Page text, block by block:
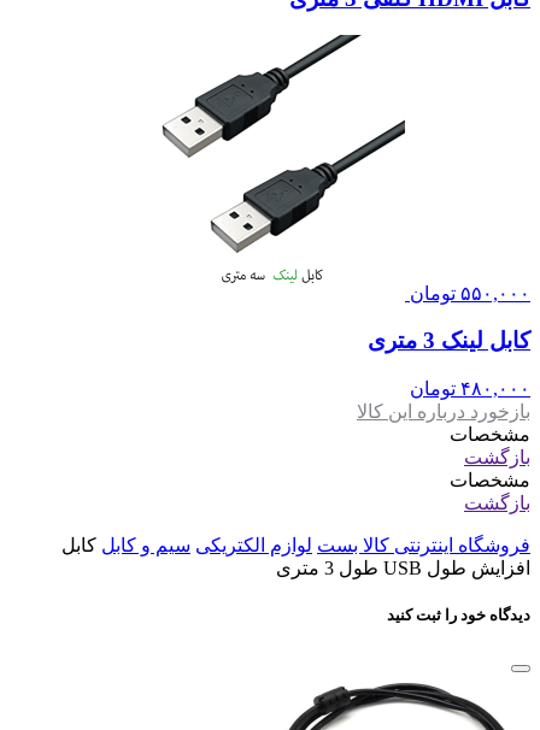
۵۵۰,۰۰۰ تومان
کابل لینک 3 متری
۴۸۰,۰۰۰ تومان
بازخورد درباره این کالا
مشخصات
بازگشت
مشخصات
بازگشت
فروشگاه اینترنتی کالا بست لوازم الکتریکی سیم و کابل کابل
افزایش طول USB طول 3 متری
دیدگاه خود را ثبت کنید